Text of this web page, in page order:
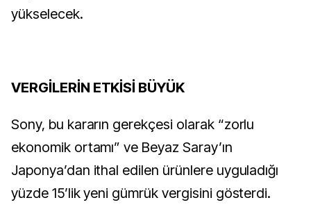
yükselecek.
VERGİLERİN ETKİSİ BÜYÜK
Sony, bu kararın gerekçesi olarak “zorlu
ekonomik ortamı” ve Beyaz Saray’ın
Japonya’dan ithal edilen ürünlere uyguladığı
yüzde 15’lik yeni gümrük vergisini gösterdi.